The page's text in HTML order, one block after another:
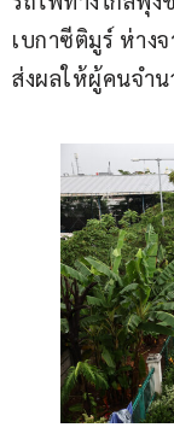
เบกาซีติมูร์ ห่าง
ส่งผลให้ผู้คนจำ